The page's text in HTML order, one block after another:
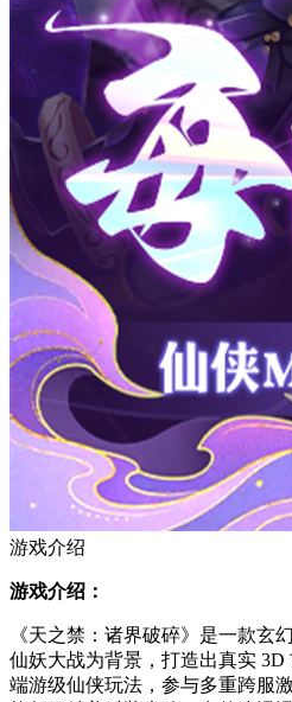
游戏介绍
游戏介绍：
《天之禁：诸界破碎》是一款玄
仙妖大战为背景，打造出真实
端游级仙侠玩法，参与多重跨服